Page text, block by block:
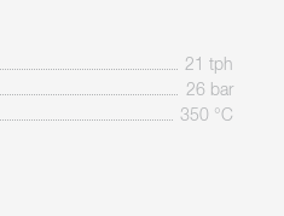
21 tph
26 bar
350 °C